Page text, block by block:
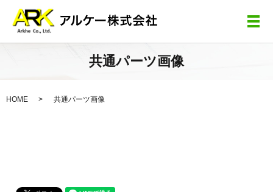
メ
共通パーツ画像
HOME 共通パーツ画像